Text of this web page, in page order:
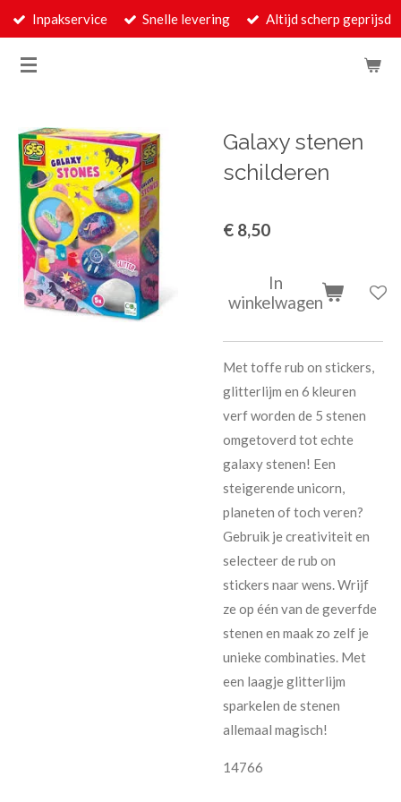
Ga
naar
Inpakservice Snelle levering Altijd scherp geprijsd
Galaxy stenen
schilderen
€ 8,50
In
winkelwagen
Met toffe rub on stickers,
glitterlijm en 6 kleuren
verf worden de 5 stenen
omgetoverd tot echte
galaxy stenen! Een
steigerende unicorn,
planeten of toch veren?
Gebruik je creativiteit en
selecteer de rub on
stickers naar wens. Wrijf
ze op één van de geverfde
stenen en maak zo zelf je
unieke combinaties. Met
een laagje glitterlijm
sparkelen de stenen
allemaal magisch!
14766